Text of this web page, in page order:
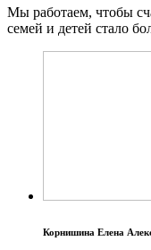
Мы работаем, чтобы
семей и детей стало
Корнишина Елена